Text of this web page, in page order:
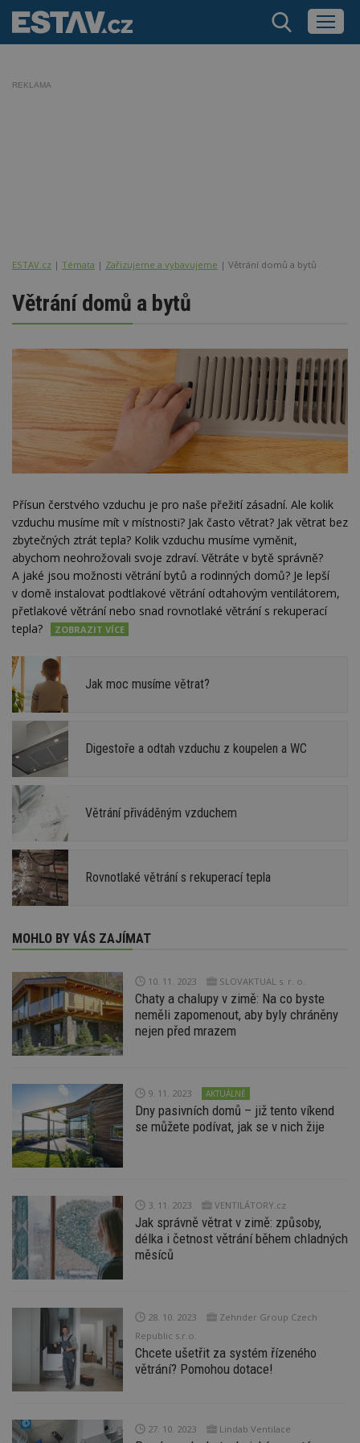
REKLAMA
ESTAV.cz Témata Zařizujeme a vybavujeme Větrání domů a bytů
Větrání domů a bytů
Přísun čerstvého vzduchu je pro naše přežití zásadní. Ale kolik
vzduchu musíme mít v místnosti? Jak často větrat? Jak větrat bez
zbytečných ztrát tepla? Kolik vzduchu musíme vyměnit,
abychom neohrožovali svoje zdraví. Větráte v bytě správně?
A jaké jsou možnosti větrání bytů a rodinných domů? Je lepší
v domě instalovat podtlakové větrání odtahovým ventilátorem,
přetlakové větrání nebo snad rovnotlaké větrání s rekuperací
tepla?
Jak moc musíme větrat?
Digestoře a odtah vzduchu z koupelen a WC
Větrání přiváděným vzduchem
Rovnotlaké větrání s rekuperací tepla
MOHLO BY VÁS ZAJÍMAT
10. 11. 2023 SLOVAKTUAL s. r. o.
Chaty a chalupy v zimě: Na co byste
neměli zapomenout, aby byly chráněny
nejen před mrazem
9. 11. 2023 AKTUÁLNĚ
Dny pasivních domů – již tento víkend
se můžete podívat, jak se v nich žije
3. 11. 2023 VENTILÁTORY.cz
Jak správně větrat v zimě: způsoby,
délka i četnost větrání během chladných
měsíců
28. 10. 2023
Zehnder Group Czech
Republic s.r.o.
Chcete ušetřit za systém řízeného
větrání? Pomohou dotace!
27. 10. 2023 Lindab Ventilace